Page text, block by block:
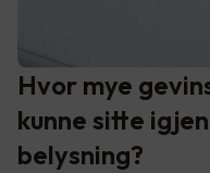
Hvor mye
kunne sitte
belysning?